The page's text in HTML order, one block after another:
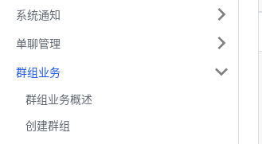
系统通知
单聊管理
群组业务
群组业务概述
创建群组